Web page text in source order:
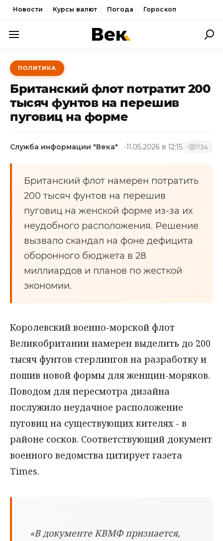
Новости Курсы валют Погода Гороскоп
ПОЛИТИКА
ЭКОНОМИКА
ОБЩЕСТВО
СПОРТ
ПОЛИТИКА
Британский флот потратит 200
тысяч фунтов на перешив
пуговиц на форме
Служба информации "Века" 11.05.2026 в 12:15 734
Британский флот намерен потратить
200 тысяч фунтов на перешив
пуговиц на женской форме из-за их
неудобного расположения. Решение
вызвало скандал на фоне дефицита
оборонного бюджета в 28
миллиардов и планов по жесткой
экономии.
Королевский военно-морской флот
Великобритании намерен выделить до 200
тысяч фунтов стерлингов на разработку и
пошив новой формы для женщин-моряков.
Поводом для пересмотра дизайна
послужило неудачное расположение
пуговиц на существующих кителях - в
районе сосков. Соответствующий документ
военного ведомства цитирует газета
Times.
«В документе КВМФ признается,